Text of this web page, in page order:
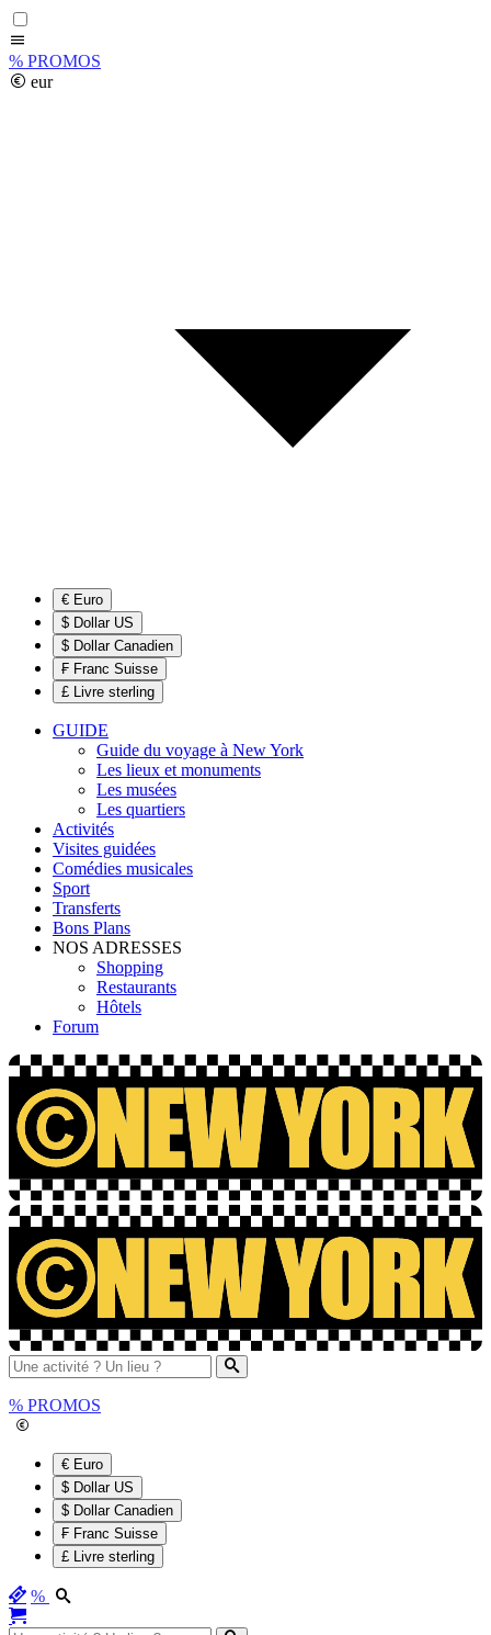
% PROMOS
eur
€ Euro
$ Dollar US
$ Dollar Canadien
₣ Franc Suisse
£ Livre sterling
GUIDE
Guide du voyage à New York
Les lieux et monuments
Les musées
Les quartiers
Activités
Visites guidées
Comédies musicales
Sport
Transferts
Bons Plans
NOS ADRESSES
Shopping
Restaurants
Hôtels
Forum
% PROMOS
€ Euro
$ Dollar US
$ Dollar Canadien
₣ Franc Suisse
£ Livre sterling
%